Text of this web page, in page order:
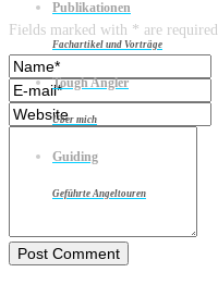
Publikationen
Fachartikel und Vorträge
Tough Angler
Über mich
Guiding
Geführte Angeltouren
Fields marked with * are required